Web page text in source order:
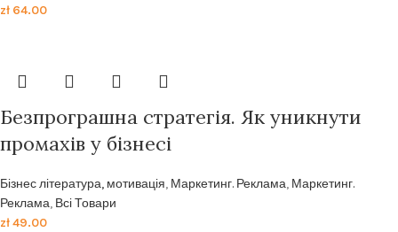
zł 64.00
Безпрограшна стратегія. Як уникнути
промахів у бізнесі
Бізнес література, мотивація, Маркетинг. Реклама, Маркетинг.
Реклама, Всі Товари
zł49.00